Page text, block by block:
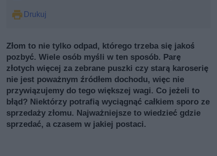
Drukuj
Złom to nie tylko odpad, którego trzeba się jakoś
pozbyć. Wiele osób myśli w ten sposób. Parę
złotych więcej za zebrane puszki czy starą karoserię
nie jest poważnym źródłem dochodu, więc nie
przywiązujemy do tego większej wagi. Co jeżeli to
błąd? Niektórzy potrafią wyciągnąć całkiem sporo ze
sprzedaży złomu. Najważniejsze to wiedzieć gdzie
sprzedać, a czasem w jakiej postaci.